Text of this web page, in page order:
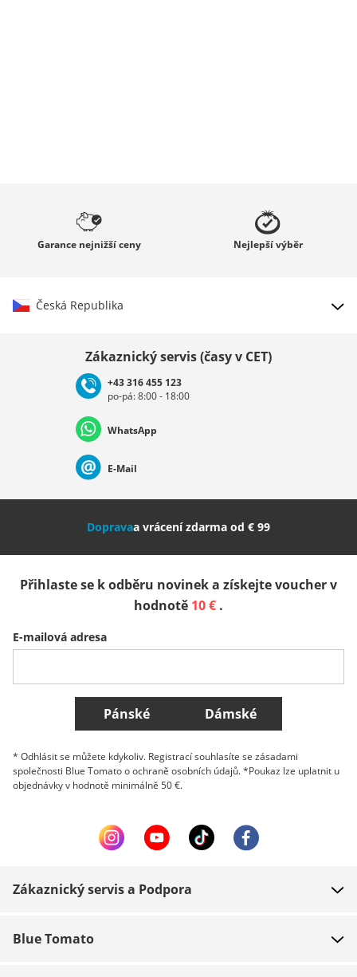
Garance nejnižší ceny Nejlepšívýběr
Česká Republika
Deutschland Österreich
Nederland Italia (Italiano) Italien (Deutsch)
Slovenija
Belgique (Français) Danmark Norge
Všechny země
Zákaznický servis (časy v CET)
+43 316 455 123
po-pá: 8:00 - 18:00
WhatsApp
E-Mail
Dopravaa vrácení zdarma od € 99
Přihlaste se k odběru novinek a získejte voucher v
hodnotě 10 € .
E-mailová adresa
Pánské Dámské
* Odhlásit se můžete kdykoliv. Registrací souhlasíte se zásadami
společnosti Blue Tomato o ochraně osobních údajů. *Poukaz lze uplatnit u
objednávky v hodnotě minimálně 50 €.
Zákaznický servis a Podpora
Blue Tomato